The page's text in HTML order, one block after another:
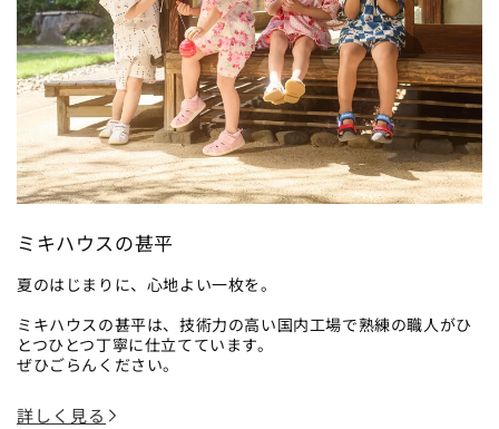
ミキハウスの甚平
夏のはじまりに、心地よい一枚を。
ミキハウスの甚平は、技術力の高い国内工場で熟練の職人がひ
とつひとつ丁寧に仕立てています。
ぜひごらんください。
詳しく見る